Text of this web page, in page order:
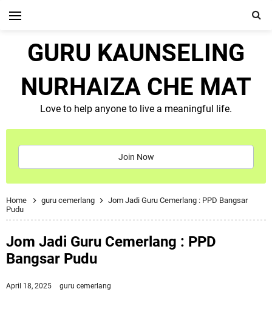
GURU KAUNSELING
NURHAIZA CHE MAT
Love to help anyone to live a meaningful life.
Join Now
Home guru cemerlang
Jom Jadi Guru Cemerlang : PPD Bangsar
Pudu
Jom Jadi Guru Cemerlang : PPD
Bangsar Pudu
April 18, 2025 guru cemerlang